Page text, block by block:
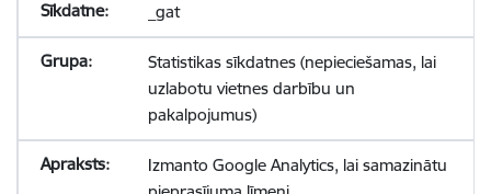
_gat
Statistikas sīkdatnes (nepieciešamas, lai
uzlabotu vietnes darbību un
pakalpojumus)
Izmanto Google Analytics, lai samazinātu